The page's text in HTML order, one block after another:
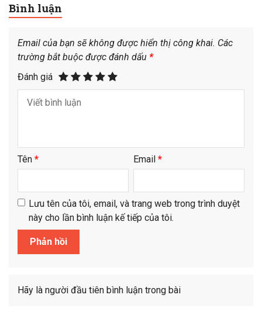
Bình luận
Email của bạn sẽ không được hiển thị công khai. Các
trường bắt buộc được đánh dấu *
Đánh giá
Tên * Email *
Lưu tên của tôi, email, và trang web trong trình duyệt
này cho lần bình luận kế tiếp của tôi.
Hãy là người đầu tiên bình luận trong bài